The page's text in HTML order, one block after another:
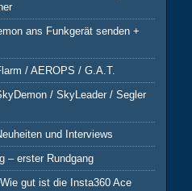
ans Funkgerät senden +
/ AEROPS / G.A.T.
/ SkyLeader / Segler
und Interviews
– erster Rundgang
gut ist die Insta360 Ace